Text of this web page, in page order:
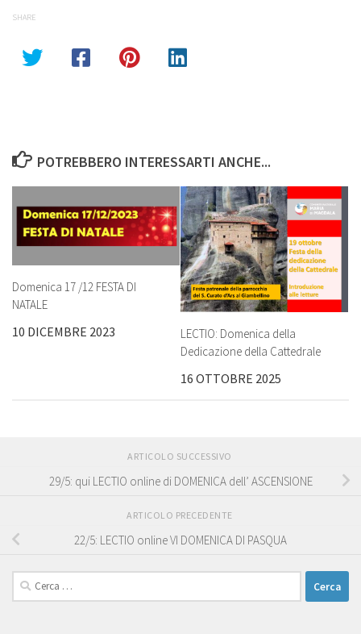
SHARE
POTREBBERO INTERESSARTI ANCHE...
Domenica 17 /12 FESTA DI
NATALE
10 DICEMBRE 2023
LECTIO: Domenica della
Dedicazione della Cattedrale
16 OTTOBRE 2025
ARTICOLO SUCCESSIVO
29/5: qui LECTIO online di DOMENICA dell’ ASCENSIONE
ARTICOLO PRECEDENTE
22/5: LECTIO online VI DOMENICA DI PASQUA
Ricerca
per: